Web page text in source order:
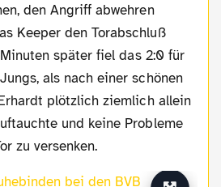
den Angriff abwehren
Keeper den Torabschluß
später fiel das 2:0 für
als nach einer schönen
plötzlich ziemlich allein
und keine Probleme
zu versenken.